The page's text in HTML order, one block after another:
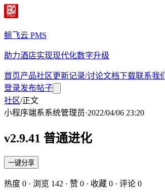
鲸飞云 PMS
助力酒店实现现代化数字升级
首页产品社区更新记录/讨论文档下载联系我们
登录发布帖子
社区/正文
小程序端系系统管理员·2022/04/06 23:20
v2.9.41 普通进化
一键分享
热度 0 · 浏览 142 · 赞 0 · 收藏 0 · 评论 0